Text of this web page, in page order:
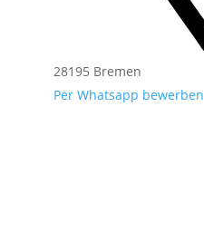
28195 Bremen
Per Whatsapp bewerben